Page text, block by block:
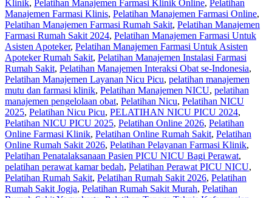
Klinik, Pelatihan Manajemen Farmasi Klinik Online, Pelatihan
Manajemen Farmasi Klinis, Pelatihan Manajemen Farmasi Online,
Pelatihan Manajemen Farmasi Rumah Sakit, Pelatihan Manajemen
Farmasi Rumah Sakit 2024, Pelatihan Manajemen Farmasi Untuk
Asisten Apoteker, Pelatihan Manajemen Farmasi Untuk Asisten
Apoteker Rumah Sakit, Pelatihan Manajemen Instalasi Farmasi
Rumah Sakit, Pelatihan Manajemen Interaksi Obat se-Indonesia,
Pelatihan Manajemen Layanan Nicu Picu, pelatihan manajemen
mutu dan farmasi klinik, Pelatihan Manajemen NICU, pelatihan
manajemen pengelolaan obat, Pelatihan Nicu, Pelatihan NICU
2025, Pelatihan Nicu Picu, PELATIHAN NICU PICU 2024,
Pelatihan NICU PICU 2025, Pelatihan Online 2026, Pelatihan
Online Farmasi Klinik, Pelatihan Online Rumah Sakit, Pelatihan
Online Rumah Sakit 2026, Pelatihan Pelayanan Farmasi Klinik,
Pelatihan Penatalaksanaan Pasien PICU NICU Bagi Perawat,
pelatihan perawat kamar bedah, Pelatihan Perawat PICU NICU,
Pelatihan Rumah Sakit‎, Pelatihan Rumah Sakit 2026, Pelatihan
Rumah Sakit Jogja, Pelatihan Rumah Sakit Murah, Pelatihan